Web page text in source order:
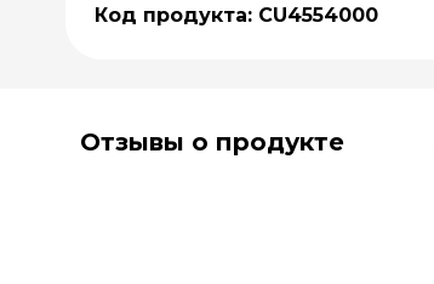
Код продукта: CU4554000
Отзывы о продукте